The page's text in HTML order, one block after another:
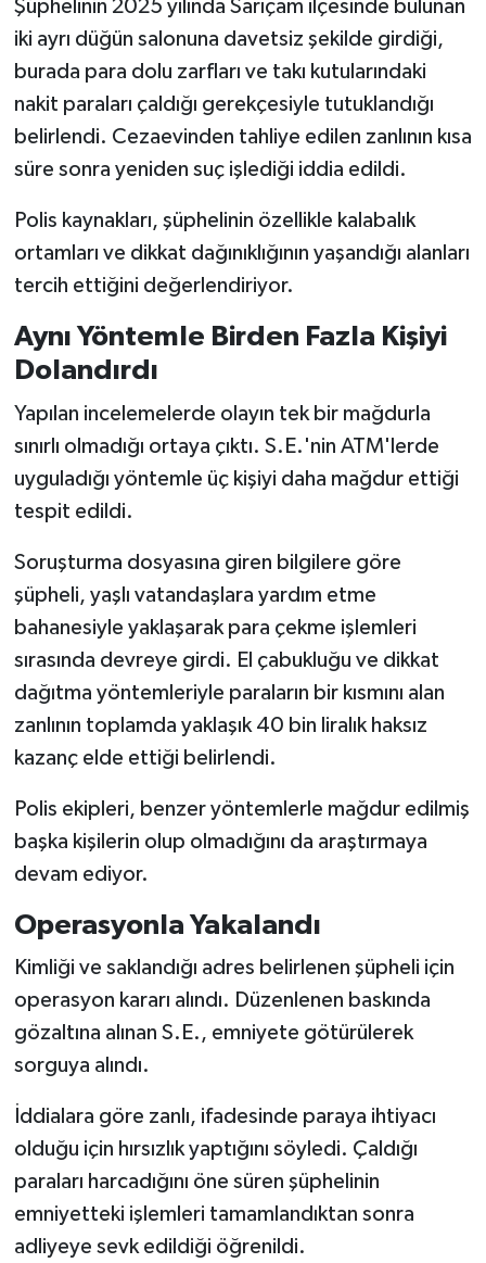
Şüphelinin 2025 yılında Sarıçam ilçesinde bulunan
iki ayrı düğün salonuna davetsiz şekilde girdiği,
burada para dolu zarfları ve takı kutularındaki
nakit paraları çaldığı gerekçesiyle tutuklandığı
belirlendi. Cezaevinden tahliye edilen zanlının kısa
süre sonra yeniden suç işlediği iddia edildi.
Polis kaynakları, şüphelinin özellikle kalabalık
ortamları ve dikkat dağınıklığının yaşandığı alanları
tercih ettiğini değerlendiriyor.
Aynı Yöntemle Birden Fazla Kişiyi
Dolandırdı
Yapılan incelemelerde olayın tek bir mağdurla
sınırlı olmadığı ortaya çıktı. S.E.'nin ATM'lerde
uyguladığı yöntemle üç kişiyi daha mağdur ettiği
tespit edildi.
Soruşturma dosyasına giren bilgilere göre
şüpheli, yaşlı vatandaşlara yardım etme
bahanesiyle yaklaşarak para çekme işlemleri
sırasında devreye girdi. El çabukluğu ve dikkat
dağıtma yöntemleriyle paraların bir kısmını alan
zanlının toplamda yaklaşık 40 bin liralık haksız
kazanç elde ettiği belirlendi.
Polis ekipleri, benzer yöntemlerle mağdur edilmiş
başka kişilerin olup olmadığını da araştırmaya
devam ediyor.
Operasyonla Yakalandı
Kimliği ve saklandığı adres belirlenen şüpheli için
operasyon kararı alındı. Düzenlenen baskında
gözaltına alınan S.E., emniyete götürülerek
sorguya alındı.
İddialara göre zanlı, ifadesinde paraya ihtiyacı
olduğu için hırsızlık yaptığını söyledi. Çaldığı
paraları harcadığını öne süren şüphelinin
emniyetteki işlemleri tamamlandıktan sonra
adliyeye sevk edildiği öğrenildi.